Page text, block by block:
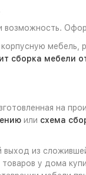
возможность.
мебель,
сборка мебели
на
или схема
выход из
у дома